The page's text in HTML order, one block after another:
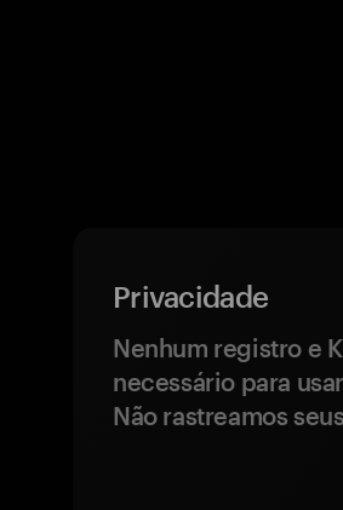
Privacidade
Nenhum registro e
necessário para
Não rastreamos